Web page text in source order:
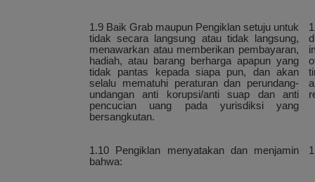
1.9 Baik Grab maupun Pengiklan setuju untuk
tidak secara langsung atau tidak langsung,
menawarkan atau memberikan pembayaran,
hadiah, atau barang berharga apapun yang
tidak pantas kepada siapa pun, dan akan
selalu mematuhi peraturan dan perundang-
undangan anti korupsi/anti suap dan anti
pencucian uang pada yurisdiksi yang
bersangkutan.
1.10 Pengiklan menyatakan dan menjamin
bahwa: